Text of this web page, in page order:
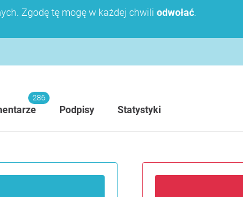
Zgodę tę mogę w każdej chwili odwołać.
286
Podpisy Statystyki